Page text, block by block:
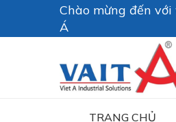
Chào mừng đến
Á
TRANG CHỦ